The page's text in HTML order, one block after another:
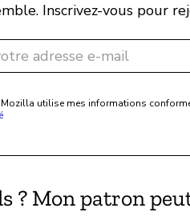
Inscrivez-vous pour
Mozilla utilise mes informations
? Mon patron